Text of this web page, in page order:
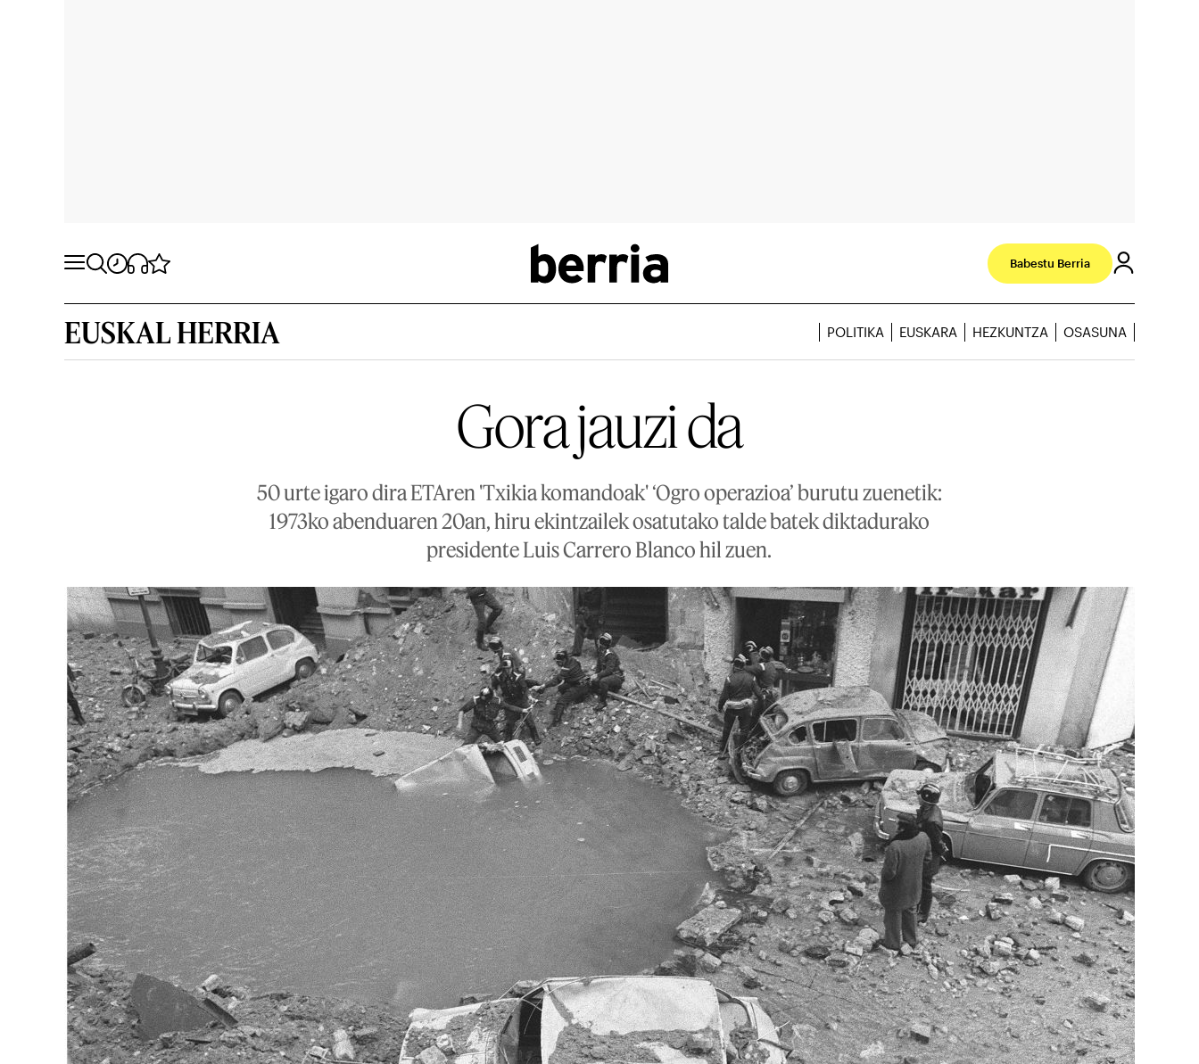
Babestu Berria
EUSKAL HERRIA POLITIKA EUSKARA HEZKUNTZA OSASUNA
Gora jauzi da
50 urte igaro dira ETAren 'Txikia komandoak' ‘Ogro operazioa’ burutu zuenetik:
1973ko abenduaren 20an, hiru ekintzailek osatutako talde batek diktadurako
presidente Luis Carrero Blanco hil zuen.